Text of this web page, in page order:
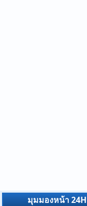
มุมมองหน้า 24H